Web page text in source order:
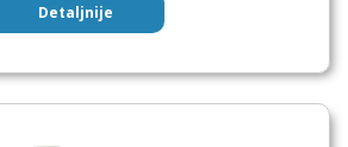
Detaljnije